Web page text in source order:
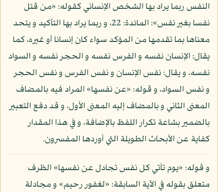
النفس ربما يراد بها الشخص الإنساني كقوله: «من قتل
نفسا بغير نفس»: المائدة: 22، و ربما يراد بها التأكيد و يتحد
معناها بما تقدمها من المؤكد سواء كان إنسانا أو غيره، كما
يقال: الإنسان نفسه و الفرس نفسه و الحجر نفسه و السواد
نفسه، و يقال: نفس الإنسان و نفس الفرس و نفس الحجر
و نفس السواد، و قوله: «عن نفسها» المراد فيه بالمضاف
المعنى الثاني و بالمضاف إليه المعنى الأول، و قد دفع التعبير
بالضمير بشاعة تكرار اللفظ بالإضافة، و في هذا المقدار
كفاية عن الأبحاث الطويلة التي أوردها المفسرون.
و قوله: «يوم تأتي كل نفس تجادل عن نفسها» الظرف
متعلق بقوله في الآية السابقة: «لغفور رحيم» و مجادلة